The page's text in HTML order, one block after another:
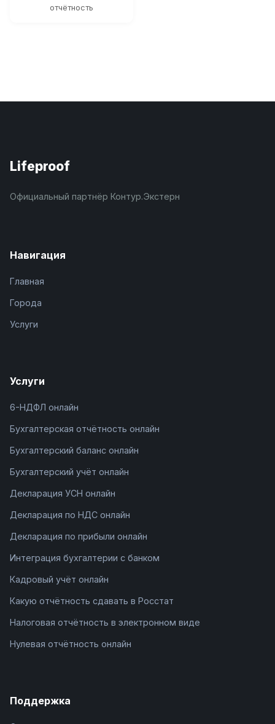
отчётность
Lifeproof
Официальный партнёр Контур.Экстерн
Навигация
Главная
Города
Услуги
Услуги
6-НДФЛ онлайн
Бухгалтерская отчётность онлайн
Бухгалтерский баланс онлайн
Бухгалтерский учёт онлайн
Декларация УСН онлайн
Декларация по НДС онлайн
Декларация по прибыли онлайн
Интеграция бухгалтерии с банком
Кадровый учёт онлайн
Какую отчётность сдавать в Росстат
Налоговая отчётность в электронном виде
Нулевая отчётность онлайн
Поддержка